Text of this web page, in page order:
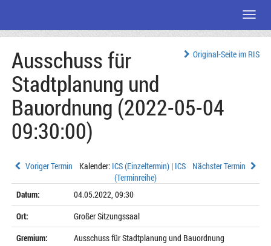
Seiteninhalt
Original-Seite im RIS
Ausschuss für
Stadtplanung und
Bauordnung (2022-05-04
09:30:00)
Nächster Termin
Voriger Termin Kalender: ICS (Einzeltermin) | ICS
(Terminreihe)
Datum:
04.05.2022, 09:30
Ort:
Großer Sitzungssaal
Gremium:
Ausschuss für Stadtplanung und Bauordnung